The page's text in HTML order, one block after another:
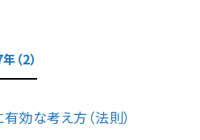
（2）
な考え方（法則）